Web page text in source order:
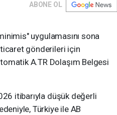
ABONE OL
uygulamasını sona
gönderileri için
A.TR Dolaşım Belgesi
itibarıyla düşük değerli
Türkiye ile AB